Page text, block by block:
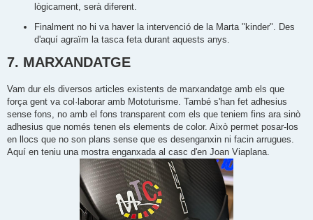
lògicament, serà diferent.
Finalment no hi va haver la intervenció de la Marta "kinder". Des
d'aquí agraïm la tasca feta durant aquests anys.
7. MARXANDATGE
Vam dur els diversos articles existents de marxandatge amb els que
força gent va col·laborar amb Mototurisme. També s'han fet adhesius
sense fons, no amb el fons transparent com els que teniem fins ara sinò
adhesius que només tenen els elements de color. Això permet posar-los
en llocs que no son plans sense que es desenganxin ni facin arrugues.
Aquí en teniu una mostra enganxada al casc d'en Joan Viaplana.